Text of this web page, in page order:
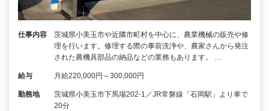
仕事内容
茨城県小美玉市や近隣市町村を中心に、農業機械の販売や修
理を行います。修理する際の事前洗浄や、農家さんから発注
された農機具部品の納品などの業務もあります。 …
給与 月給220,000円～300,000円
勤務地
茨城県小美玉市下馬場202-1／JR常磐線「石岡駅」より車で
20分